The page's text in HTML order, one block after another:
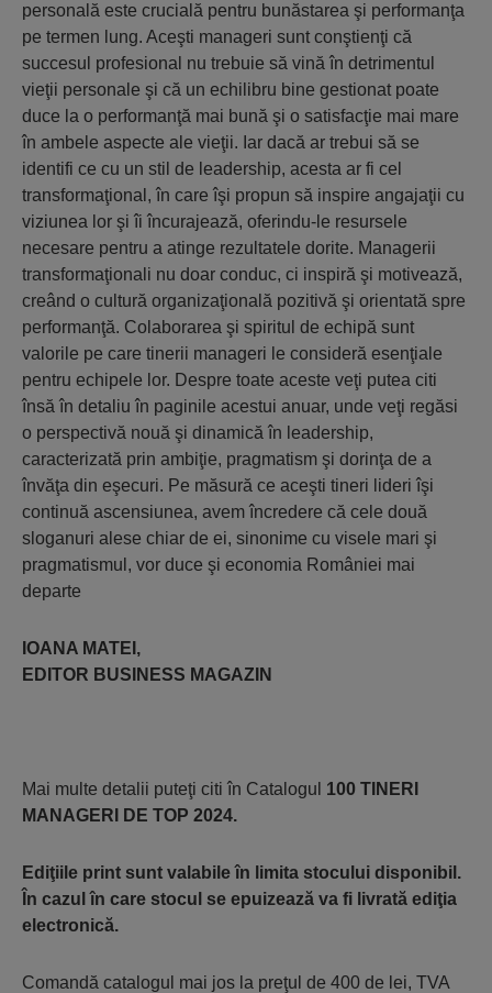
personală este crucială pentru bunăstarea şi performanţa
pe termen lung. Aceşti manageri sunt conştienţi că
succesul profesional nu trebuie să vină în detrimentul
vieţii personale şi că un echilibru bine gestionat poate
duce la o performanţă mai bună şi o satisfacţie mai mare
în ambele aspecte ale vieţii. Iar dacă ar trebui să se
identifi ce cu un stil de leadership, acesta ar fi cel
transformaţional, în care îşi propun să inspire angajaţii cu
viziunea lor şi îi încurajează, oferindu-le resursele
necesare pentru a atinge rezultatele dorite. Managerii
transformaţionali nu doar conduc, ci inspiră şi motivează,
creând o cultură organizaţională pozitivă şi orientată spre
performanţă. Colaborarea şi spiritul de echipă sunt
valorile pe care tinerii manageri le consideră esenţiale
pentru echipele lor. Despre toate aceste veţi putea citi
însă în detaliu în paginile acestui anuar, unde veţi regăsi
o perspectivă nouă şi dinamică în leadership,
caracterizată prin ambiţie, pragmatism şi dorinţa de a
învăţa din eşecuri. Pe măsură ce aceşti tineri lideri îşi
continuă ascensiunea, avem încredere că cele două
sloganuri alese chiar de ei, sinonime cu visele mari şi
pragmatismul, vor duce şi economia României mai
departe
IOANA MATEI,
EDITOR BUSINESS MAGAZIN
Mai multe detalii puteţi citi în Catalogul 100 TINERI
MANAGERI DE TOP 2024.
Ediţiile print sunt valabile în limita stocului disponibil.
În cazul în care stocul se epuizează va fi livrată ediţia
electronică.
Comandă catalogul mai jos la preţul de 400 de lei, TVA